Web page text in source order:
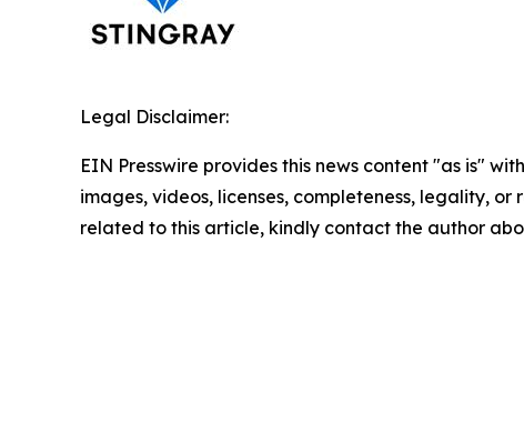
Legal Disclaimer:
EIN Presswire provides this news content "as is"
images, videos, licenses, completeness, legality,
related to this article, kindly contact the author